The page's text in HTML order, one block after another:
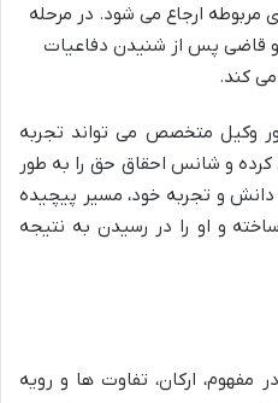
مربوطه ارجاع می شود. در مرحله
و قاضی پس از شنیدن دفاعیات
کند.
وکیل متخصص می تواند تجربه
و شانس احقاق حق را به طور
و تجربه خود، مسیر پیچیده
و او را در رسیدن به نتیجه
مفهوم، ارکان، تفاوت ها و رویه